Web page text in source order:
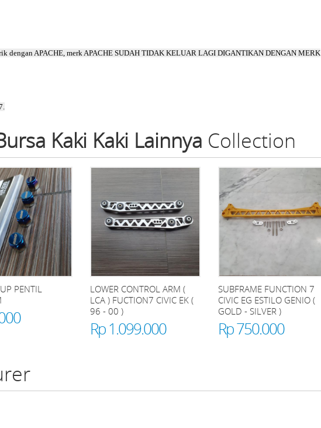
dengan APACHE, merk APACHE SUDAH TIDAK KELUAR LAGI DIGANTIKAN DENGAN MERK
Kaki Kaki Lainnya Collection
PENTIL
LOWER CONTROL ARM (
LCA ) FUCTION7 CIVIC EK (
96 - 00 )
Rp 1.099.000
SUBFRAME FUNCTION 7
CIVIC EG ESTILO GENIO (
GOLD - SILVER )
Rp 750.000